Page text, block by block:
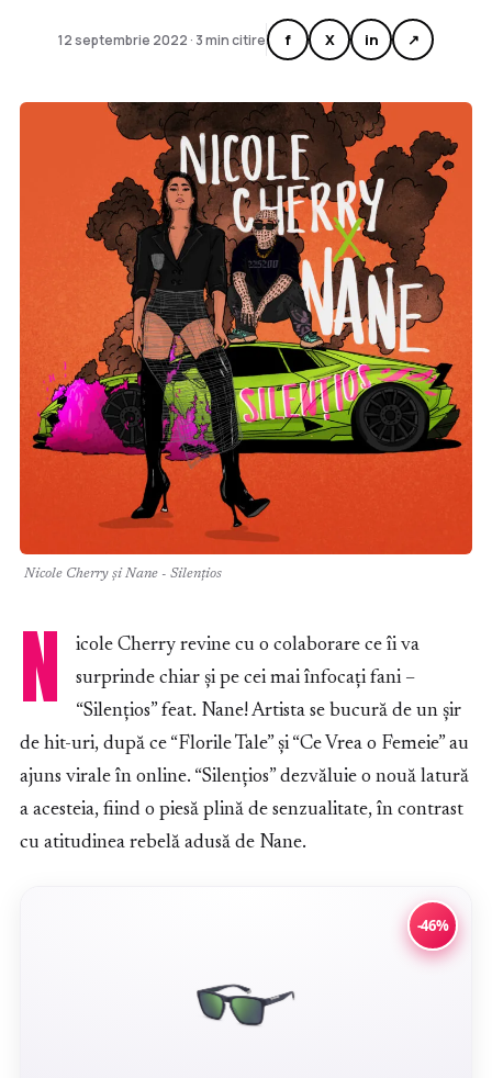
12 septembrie 2022 · 3 min citire f X in ↗
Nicole Cherry și Nane - Silențios
N
icole Cherry revine cu o colaborare ce îi va
surprinde chiar și pe cei mai înfocați fani –
“Silențios” feat. Nane! Artista se bucură de un șir
de hit-uri, după ce “Florile Tale” și “Ce Vrea o Femeie” au
ajuns virale în online. “Silențios” dezvăluie o nouă latură
a acesteia, fiind o piesă plină de senzualitate, în contrast
cu atitudinea rebelă adusă de Nane.
-46%